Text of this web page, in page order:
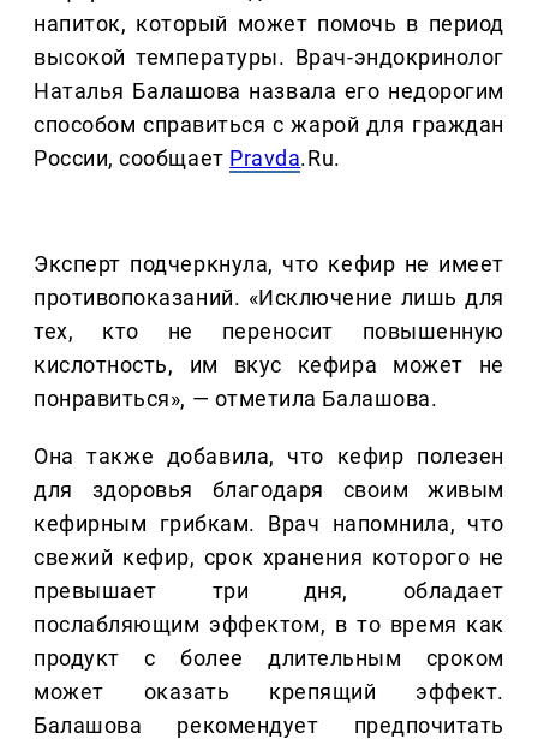
напиток, который может помочь в период
высокой температуры. Врач-эндокринолог
Наталья Балашова назвала его недорогим
способом справиться с жарой для граждан
России, сообщает Pravda.Ru.
Эксперт подчеркнула, что кефир не имеет
противопоказаний. «Исключение лишь для
тех, кто не переносит повышенную
кислотность, им вкус кефира может не
понравиться», — отметила Балашова.
Она также добавила, что кефир полезен
для здоровья благодаря своим живым
кефирным грибкам. Врач напомнила, что
свежий кефир, срок хранения которого не
превышает три дня, обладает
послабляющим эффектом, в то время как
продукт с более длительным сроком
может оказать крепящий эффект.
Балашова рекомендует предпочитать